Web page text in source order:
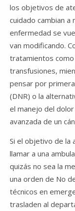
los objetivos de
cuidado cambian a
enfermedad se
van modificando.
tratamientos como
transfusiones,
pensar por
(DNR) o la
el manejo del
avanzada de un
Si el objetivo de la
llamar a una
quizás no sea la
una orden de No
técnicos en
trasladen al